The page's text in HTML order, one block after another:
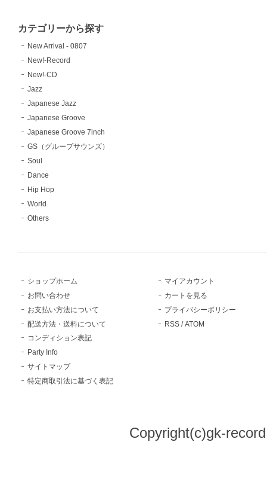
カテゴリーから探す
New Arrival - 0807
New!-Record
New!-CD
Jazz
Japanese Jazz
Japanese Groove
Japanese Groove 7inch
GS（グループサウンズ）
Soul
Dance
Hip Hop
World
Others
ショップホーム
お問い合わせ
お支払い方法について
配送方法・送料について
コンディション表記
Party Info
サイトマップ
特定商取引法に基づく表記
マイアカウント
カートを見る
プライバシーポリシー
RSS /ATOM
Copyright(c)gk-